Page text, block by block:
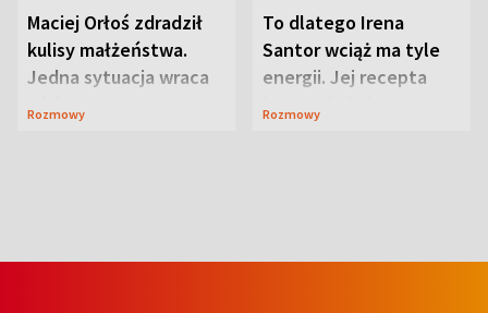
Maciej Orłoś zdradził
kulisy małżeństwa.
Jedna sytuacja wraca
jak bumerang
Rozmowy
To dlatego Irena
Santor wciąż ma tyle
energii. Jej recepta
jest zaskakująco
Rozmowy